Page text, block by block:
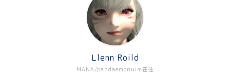
MANA/pandaemonuim在住
Llenn Roild